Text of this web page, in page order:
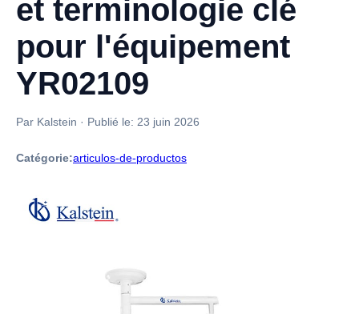
et terminologie clé
pour l'équipement
YR02109
Par Kalstein · Publié le: 23 juin 2026
Catégorie:articulos-de-productos